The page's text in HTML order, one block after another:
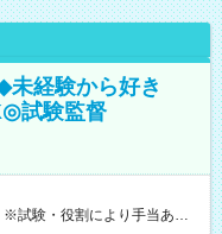
未経験から好き
試験監督